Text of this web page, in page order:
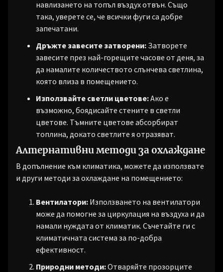
навлизането на топъл въздух отвън. Също
така, уверете се, че всички фуги са добре
запечатани.
Дръжте завесите затворени: Затворете
завесите през най-горещите часове от деня, за
да намалите количеството слънчева светлина,
която влиза в помещението.
Използвайте светли цветове:Ако е
възможно, боядисайте стените в светли
цветове. Тъмните цветове абсорбират
топлина, докато светлите я отразяват.
Алтернативни методи за охлаждане
В допълнение към климатика, можете да използвате
и други методи за охлаждане на помещението:
Вентилатори: Използването на вентилатори
може да помогне за циркулация на въздуха и да
намали нуждата от климатик. Съчетайте ги с
климатичната система за по-добра
ефективност.
Природни методи:Отваряйте прозорците